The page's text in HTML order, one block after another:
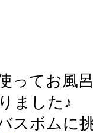
ってお風
ました♪
スボムに